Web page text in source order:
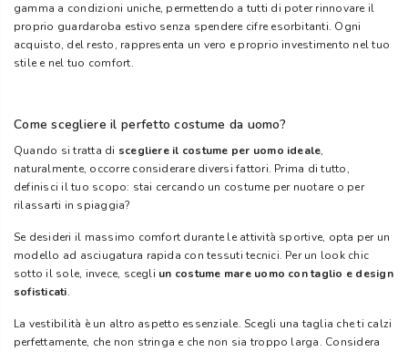
gamma a condizioni uniche, permettendo a tutti di poter rinnovare il
proprio guardaroba estivo senza spendere cifre esorbitanti. Ogni
acquisto, del resto, rappresenta un vero e proprio investimento nel tuo
stile e nel tuo comfort.
Come scegliere il perfetto costume da uomo?
Quando si tratta di scegliere il costume per uomo ideale,
naturalmente, occorre considerare diversi fattori. Prima di tutto,
definisci il tuo scopo: stai cercando un costume per nuotare o per
rilassarti in spiaggia?
Se desideri il massimo comfort durante le attività sportive, opta per un
modello ad asciugatura rapida con tessuti tecnici. Per un look chic
sotto il sole, invece, scegli un costume mare uomo con taglio e design
sofisticati.
La vestibilità è un altro aspetto essenziale. Scegli una taglia che ti calzi
perfettamente, che non stringa e che non sia troppo larga. Considera